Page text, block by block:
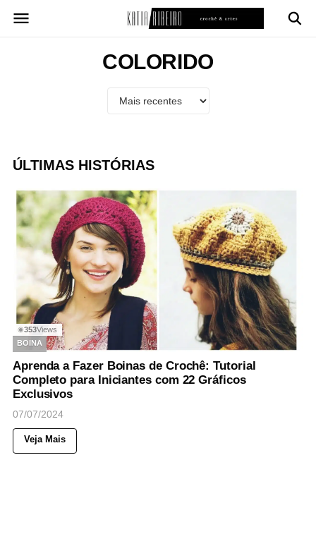
para
COLORIDO
ÚLTIMAS HISTÓRIAS
◉353Views
BOINA
Aprenda a Fazer Boinas de Crochê: Tutorial
Completo para Iniciantes com 22 Gráficos
Exclusivos
07/07/2024
Veja Mais